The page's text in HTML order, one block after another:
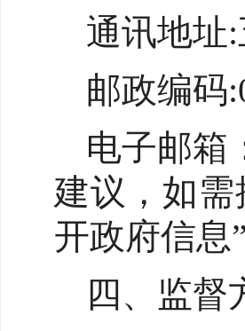
通讯地址
邮政编码
电子邮箱
建议，如
开政府信息
四、监督